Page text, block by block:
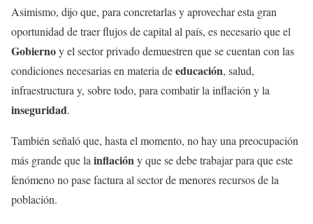
Asimismo, dijo que, para concretarlas y aprovechar esta gran
oportunidad de traer flujos de capital al país, es necesario que el
Gobiernoy el sector privado demuestren que se cuentan con las
condiciones necesarias en materia deeducación, salud,
infraestructura y, sobre todo, para combatir la inflación y la
inseguridad.
También señaló que, hasta el momento, no hay una preocupación
más grande que la inflacióny que se debe trabajar para que este
fenómeno no pase factura al sector de menores recursos de la
población.